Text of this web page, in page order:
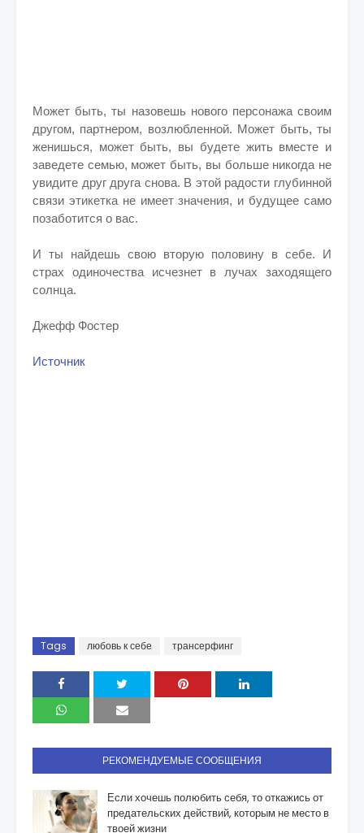
Может быть, ты назовешь нового персонажа своим
другом, партнером, возлюбленной. Может быть, ты
женишься, может быть, вы будете жить вместе и
заведете семью, может быть, вы больше никогда не
увидите друг друга снова. В этой радости глубинной
связи этикетка не имеет значения, и будущее само
позаботится о вас.
И ты найдешь свою вторую половину в себе. И
страх одиночества исчезнет в лучах заходящего
солнца.
Джефф Фостер
Источник
Tags любовь к себе трансерфинг
РЕКОМЕНДУЕМЫЕ СООБЩЕНИЯ
Если хочешь полюбить себя, то откажись от
предательских действий, которым не место в
твоей жизни